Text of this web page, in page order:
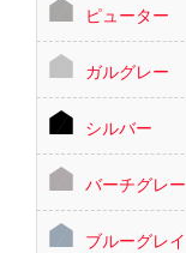
ピューター
ガルグレー
シルバー
バーチグレー
ブルーグレイ